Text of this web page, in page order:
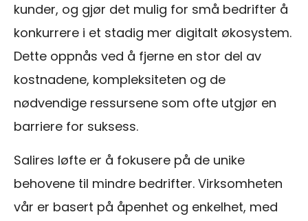
kunder, og gjør det mulig for små bedrifter å
konkurrere i et stadig mer digitalt økosystem.
Dette oppnås ved å fjerne en stor del av
kostnadene, kompleksiteten og de
nødvendige ressursene som ofte utgjør en
barriere for suksess.
Salires løfte er å fokusere på de unike
behovene til mindre bedrifter. Virksomheten
vår er basert på åpenhet og enkelhet, med